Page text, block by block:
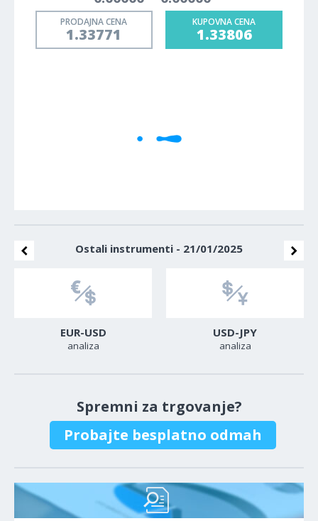
PRODAJNA CENA
1.33771
KUPOVNA CENA
1.33806
Ostali instrumenti - 21/01/2025
EUR-USD
analiza
USD-JPY
analiza
Spremni za trgovanje?
Probajte besplatno odmah